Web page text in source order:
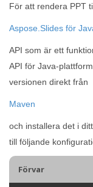
För att rendera PPT
Aspose.Slides för
API som är ett
API för Java-
versionen direkt från
Maven
och installera det i
till följande
Förvar